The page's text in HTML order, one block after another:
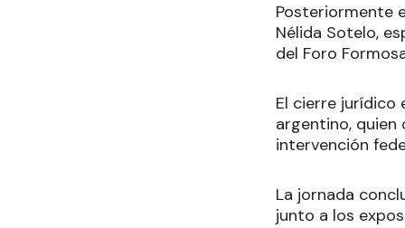
Posteriormente
Nélida Sotelo,
del Foro
El cierre jurídico
argentino,
intervención
La jornada
junto a los